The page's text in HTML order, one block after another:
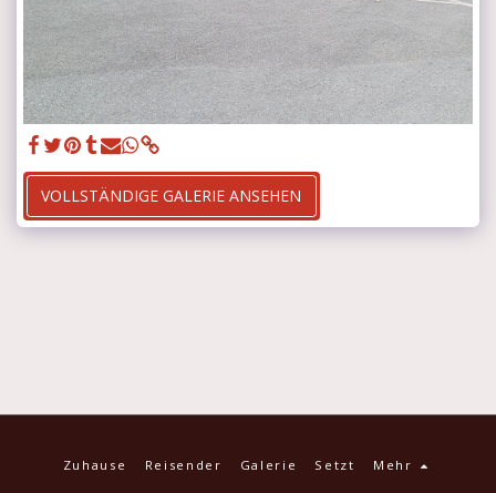
VOLLSTÄNDIGE GALERIE ANSEHEN
Zuhause Reisender Galerie Setzt Mehr